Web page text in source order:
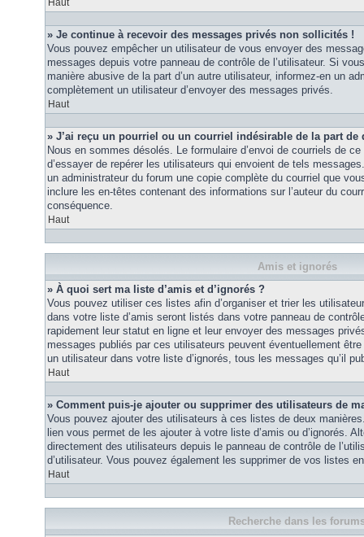
Haut
» Je continue à recevoir des messages privés non sollicités !
Vous pouvez empêcher un utilisateur de vous envoyer des
messages depuis votre panneau de contrôle de l’utilisateur. Si
manière abusive de la part d’un autre utilisateur, informez-en un
complètement un utilisateur d’envoyer des messages privés.
Haut
» J’ai reçu un pourriel ou un courriel indésirable de la part de
Nous en sommes désolés. Le formulaire d’envoi de courriels de
d’essayer de repérer les utilisateurs qui envoient de tels
un administrateur du forum une copie complète du courriel que
inclure les en-têtes contenant des informations sur l’auteur du
conséquence.
Haut
Amis et ignorés
» À quoi sert ma liste d’amis et d’ignorés ?
Vous pouvez utiliser ces listes afin d’organiser et trier les
dans votre liste d’amis seront listés dans votre panneau de
rapidement leur statut en ligne et leur envoyer des messages
messages publiés par ces utilisateurs peuvent éventuellement
un utilisateur dans votre liste d’ignorés, tous les messages qu’il
Haut
» Comment puis-je ajouter ou supprimer des utilisateurs de
Vous pouvez ajouter des utilisateurs à ces listes de deux
lien vous permet de les ajouter à votre liste d’amis ou d’ignorés.
directement des utilisateurs depuis le panneau de contrôle de
d’utilisateur. Vous pouvez également les supprimer de vos listes
Haut
Recherche dans les